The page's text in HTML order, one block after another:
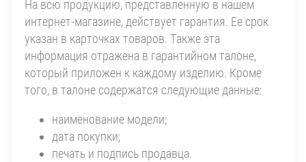
На всю продукцию, представленную в нашем
интернет-магазине, действует гарантия. Ее срок
указан в карточках товаров. Также эта
информация отражена в гарантийном талоне,
который приложен к каждому изделию. Кроме
того, в талоне содержатся следующие данные:
наименование модели;
дата покупки;
печать и подпись продавца.